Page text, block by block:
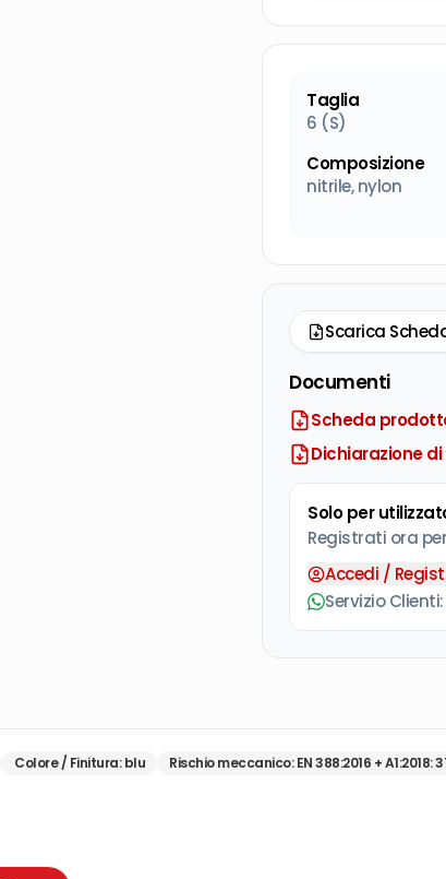
Taglia
6 (S)
Composizione
nitrile, nylon
Scarica
Documenti
Scheda
Dichiarazione
Solo per
Registrati ora
Accedi /
Servizio Clienti:
Colore / Finitura:blu Rischio meccanico:EN 388:2016 + A1:2018: